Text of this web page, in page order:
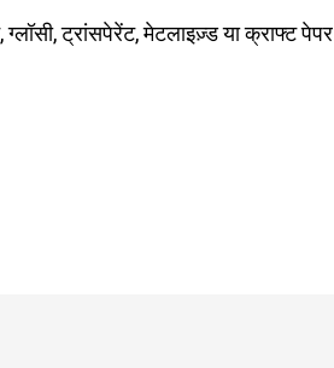
ग्लॉसी, ट्रांसपेरेंट, मेटलाइज़्ड या क्राफ्ट